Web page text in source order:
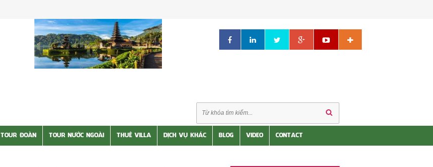
TOUR ĐOÀN TOUR NƯỚC NGOÀI THUÊ VILLA DỊCH VỤ KHÁC BLOG VIDEO CONTACT